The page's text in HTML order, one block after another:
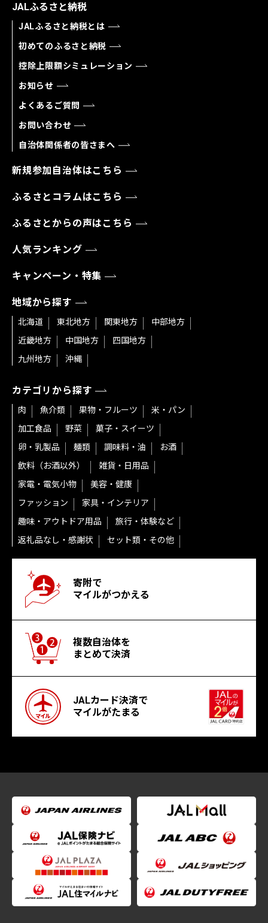
JALふるさと納税
JALふるさと納税とは
初めてのふるさと納税
控除上限額シミュレーション
お知らせ
よくあるご質問
お問い合わせ
自治体関係者の皆さまへ
新規参加自治体はこちら
ふるさとコラムはこちら
ふるさとからの声はこちら
人気ランキング
キャンペーン・特集
地域から探す
北海道 東北地方 関東地方
中部地方
近畿地方
中国地方
四国地方
九州地方
沖縄
カテゴリから探す
肉 魚介類 果物・フルーツ
米・パン
加工食品
野菜
菓子・スイーツ
卵・乳製品
麺類 調味料・油
お酒
飲料（お酒以外）
雑貨・日用品
家電・電気小物
美容・健康
ファッション
家具・インテリア
趣味・アウトドア用品
旅行・体験など
返礼品なし・感謝状
セット類・その他
寄附で
マイルがつかえる
複数自治体を
まとめて決済
JALカード決済で
マイルがたまる